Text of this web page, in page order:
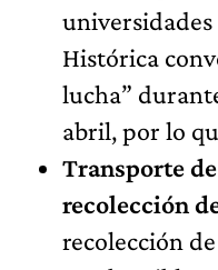
Histórica
lucha”
abril, por lo
Transporte
recolección
recolección